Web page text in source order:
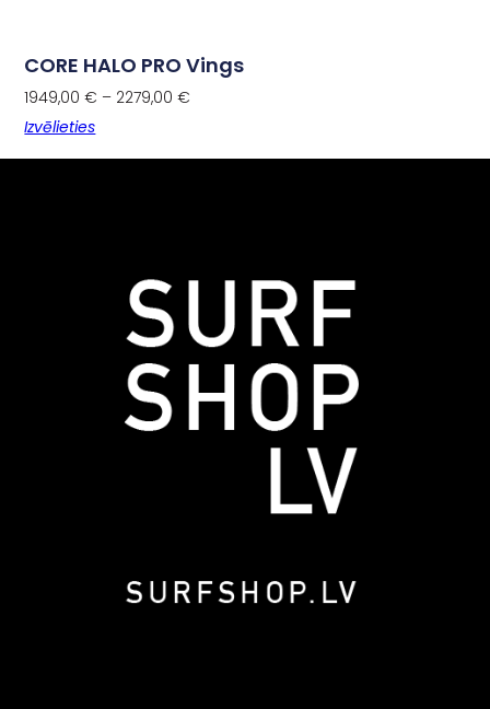
CORE HALO PRO Vings
1949,00€ – 2279,00€
Izvēlieties